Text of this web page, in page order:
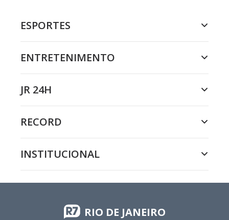
ESPORTES
ENTRETENIMENTO
JR 24H
RECORD
INSTITUCIONAL
RIO DE JANEIRO